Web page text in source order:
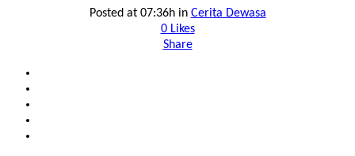
Posted at 07:36hin Cerita Dewasa
0Likes
Share